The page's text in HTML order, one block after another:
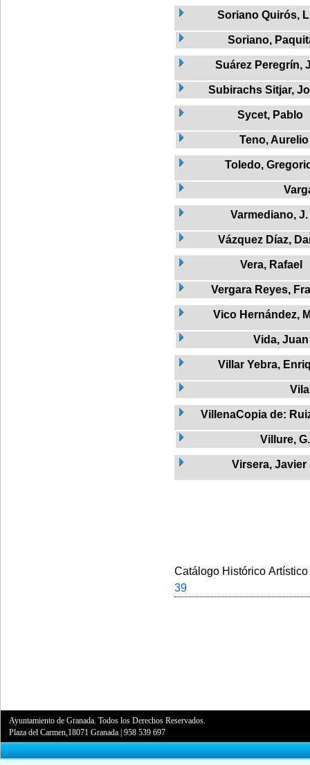
Soriano Quirós,
Soriano,
Suárez Peregrín,
Subirachs Sitjar,
Sycet, Pablo
Teno, Aurelio
Toledo,
Varmediano, J.
Vázquez Díaz,
Vera, Rafael
Vergara Reyes,
Vico Hernández,
Vida, Juan
Villar Yebra,
VillenaCopia de:
Villure, G.
Virsera, Javier
Catálogo Histórico
39
Ayuntamiento de Granada. Todos los Derechos Reservados.
Plaza del Carmen,18071 Granada |958 539 697